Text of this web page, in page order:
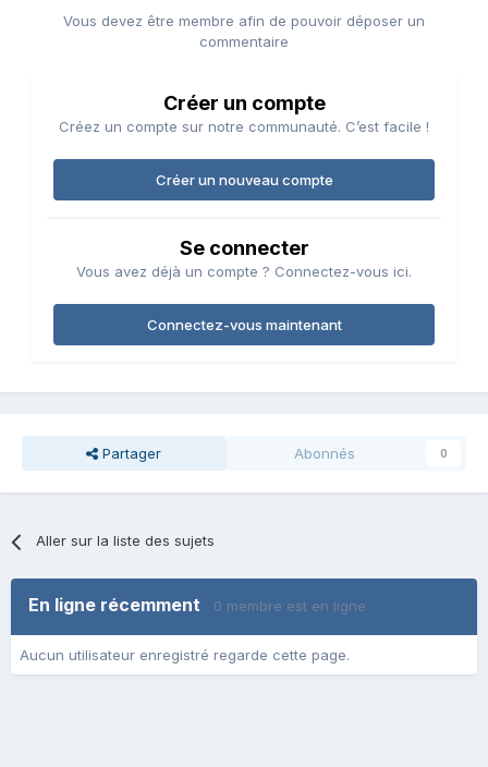
Vous devez être membre afin de pouvoir déposer un
commentaire
Créer un compte
Créez un compte sur notre communauté. C’est facile !
Créer un nouveau compte
Se connecter
Vous avez déjà un compte ? Connectez-vous ici.
Connectez-vous maintenant
Partager Abonnés 0
Aller sur la liste des sujets
En ligne récemment 0 membre est en ligne
Aucun utilisateur enregistré regarde cette page.